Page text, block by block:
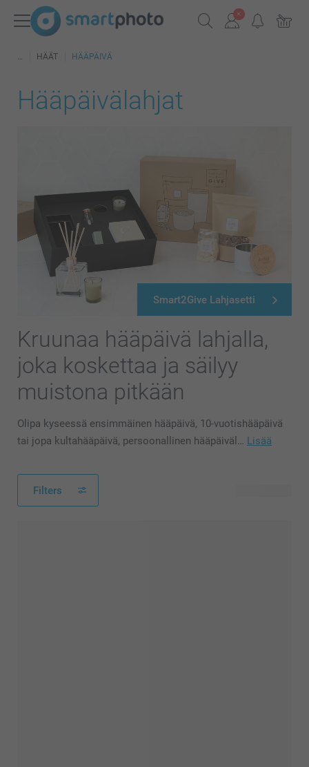
HÄÄT HÄÄPÄIVÄ
Hääpäivälahjat
Kruunaa hääpäivä lahjalla,
joka koskettaa ja säilyy
muistona pitkään
Olipa kyseessä ensimmäinen hääpäivä, 10-vuotishääpäivä
tai jopa kultahääpäivä, persoonallinen hääpäiväl… Lisää
Smart2Give Lahjasetti
Filters